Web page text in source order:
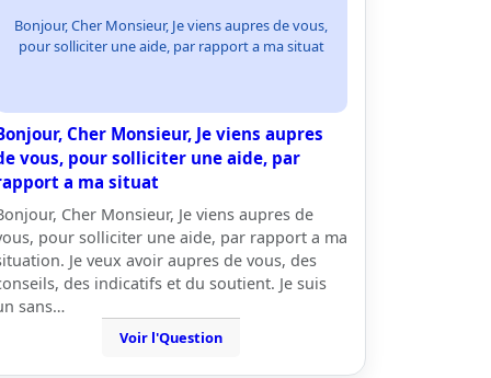
Bonjour, Cher Monsieur, Je viens aupres de vous,
pour solliciter une aide, par rapport a ma situat
Cher Monsieur, Je viens aupres
vous, pour solliciter une aide, par
a ma situat
Cher Monsieur, Je viens aupres de
pour solliciter une aide, par rapport a ma
Je veux avoir aupres de vous, des
des indicatifs et du soutient. Je suis
sans…
Voir l'Question